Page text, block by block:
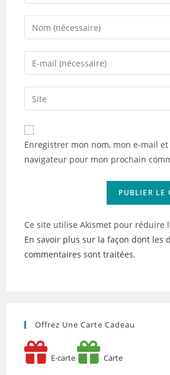
Enter
your
name
comment
Enter
your
email
address
comment
Saisir
l’URL
de
votre
(facultatif)
Enregistrer mon nom, mon e-mail
navigateur pour mon prochain
Ce site utilise Akismet pour réduire
En savoir plus sur la façon dont les
commentaires sont traitées.
Offrez Une Carte Cadeau
E-carte Carte